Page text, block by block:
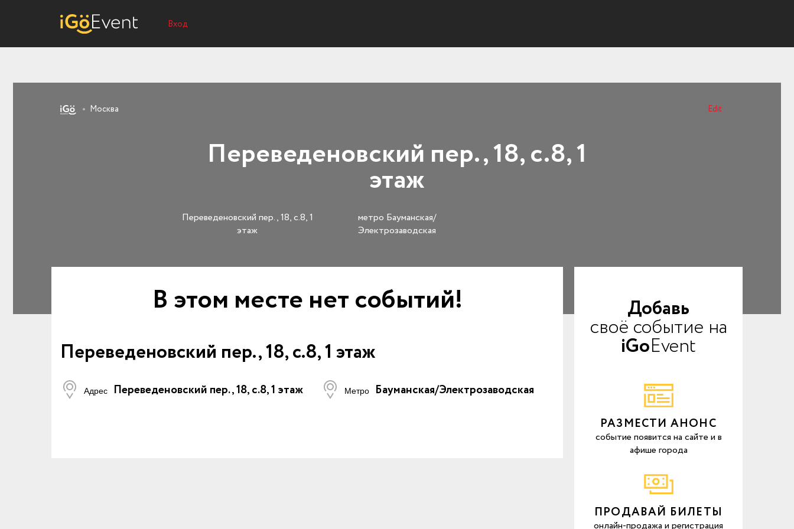
Вход
Москва Edit
Переведеновский пер., 18, с.8, 1
этаж
Переведеновский пер., 18, с.8, 1
этаж
метро Бауманская/
Электрозаводская
В этом месте нет событий!
Переведеновский пер., 18, с.8, 1 этаж
Адрес Переведеновский пер., 18, с.8, 1 этаж Метро Бауманская/Электрозаводская
Добавь
своё событие на
iGoEvent
РАЗМЕСТИ АНОНС
событие появится на сайте и в
афише города
ПРОДАВАЙ БИЛЕТЫ
онлайн-продажа и регистрация